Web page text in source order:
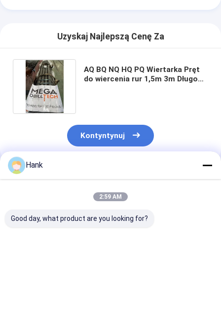
Uzyskaj Najlepszą Cenę Za
AQ BQ NQ HQ PQ Wiertarka Pręt
do wiercenia rur 1,5m 3m Długość
Kontyntynuj
Polecane Produkty
Hank
2:59 AM
Good day, what product are you looking for?